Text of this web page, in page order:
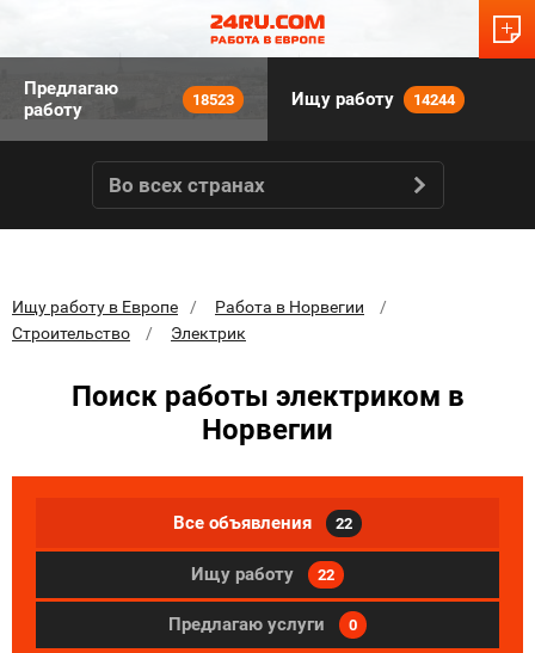
Предлагаю
работу
18523 Ищу работу 14244
Во всех странах
Ищу работу в Европе
Работа в Норвегии
Строительство
Электрик
Поиск работы электриком в
Норвегии
Все объявления 22
Ищу работу 22
Предлагаю услуги 0